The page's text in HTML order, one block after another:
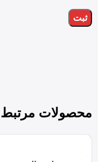
محصولات مرتبط